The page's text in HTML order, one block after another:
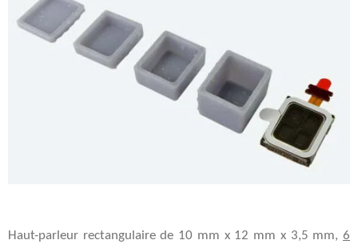
Haut-parleur rectangulaire de 10 mm x 12 mm x 3,5 mm, 6